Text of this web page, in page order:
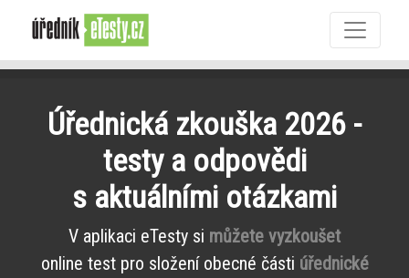
Úřednická zkouška 2026 -
testy a odpovědi
s aktuálními otázkami
V aplikaci eTesty si můžete vyzkoušet
online test pro složení obecné části úřednické